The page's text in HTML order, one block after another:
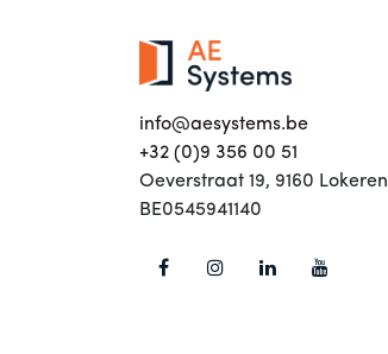
info@aesystems.be
+32 (0)9 356 00 51
Oeverstraat 19, 9160 Lokeren
BE0545941140